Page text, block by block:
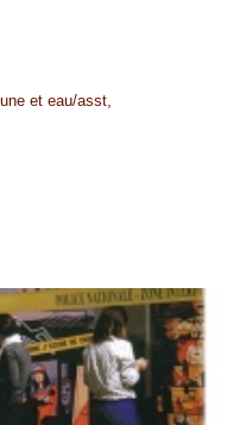
et eau/asst,